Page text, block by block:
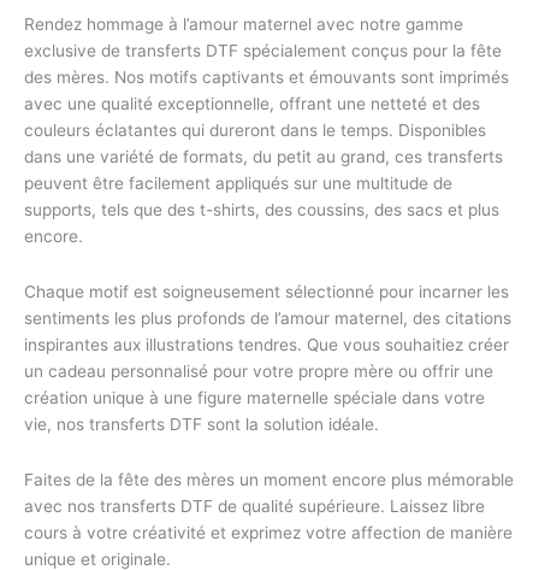
Rendez hommage à l’amour maternel avec notre gamme
exclusive de transferts DTF spécialement conçus pour la fête
des mères. Nos motifs captivants et émouvants sont imprimés
avec une qualité exceptionnelle, offrant une netteté et des
couleurs éclatantes qui dureront dans le temps. Disponibles
dans une variété de formats, du petit au grand, ces transferts
peuvent être facilement appliqués sur une multitude de
supports, tels que des t-shirts, des coussins, des sacs et plus
encore.
Chaque motif est soigneusement sélectionné pour incarner les
sentiments les plus profonds de l’amour maternel, des citations
inspirantes aux illustrations tendres. Que vous souhaitiez créer
un cadeau personnalisé pour votre propre mère ou offrir une
création unique à une figure maternelle spéciale dans votre
vie, nos transferts DTF sont la solution idéale.
Faites de la fête des mères un moment encore plus mémorable
avec nos transferts DTF de qualité supérieure. Laissez libre
cours à votre créativité et exprimez votre affection de manière
unique et originale.